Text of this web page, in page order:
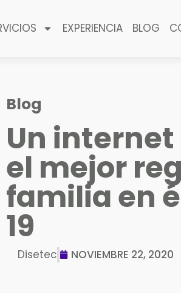
EXPERIENCIA BLOG
Blog
Un
el mejor
familia en
19
Disetec NOVIEMBRE 22, 2020